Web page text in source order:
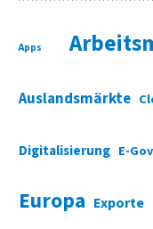
Apps
Auslandsmärkte
Digitalisierung E-
Europa Exporte